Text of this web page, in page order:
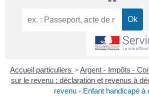
Accueil particuliers >Argent - Impôts -
sur le revenu : déclaration et revenus à
revenu - Enfant handicapé à